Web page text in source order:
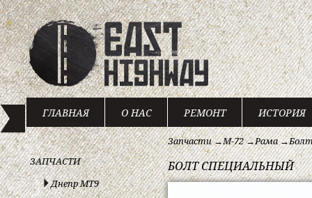
ГЛАВНАЯ О НАС РЕМОНТ ИСТОРИЯ
ЗАПЧАСТИ
Днепр МТ9
Запчасти→М-72→Рама→
БОЛТ СПЕЦИАЛЬНЫЙ